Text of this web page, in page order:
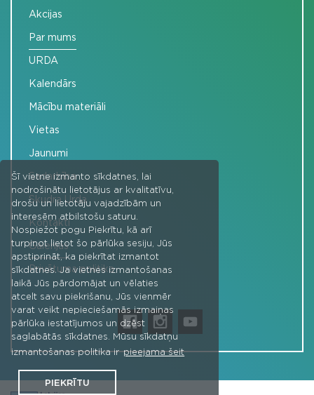
Šī vietne izmanto sīkdatnes, lai
nodrošinātu lietotājus ar kvalitatīvu,
drošu un lietotāju vajadzībām un
interesēm atbilstošu saturu.
Nospiežot pogu Piekrītu, kā arī
turpinot lietot šo pārlūka sesiju, Jūs
apstiprināt, ka piekrītat izmantot
sīkdatnes. Ja vietnes izmantošanas
laikā Jūs pārdomājat un vēlaties
atcelt savu piekrišanu, Jūs vienmēr
varat veikt nepieciešamās izmaiņas
pārlūka iestatījumos un dzēst
saglabātās sīkdatnes. Mūsu sīkdatņu
izmantošanas politika irpieejama šeit
PIEKRĪTU
Akcijas
Par mums
URDA
Kalendārs
Mācību materiāli
Vietas
Jaunumi
Sadarbība
Skudra Urda
Kontakti
Galerijas
Privātuma politika